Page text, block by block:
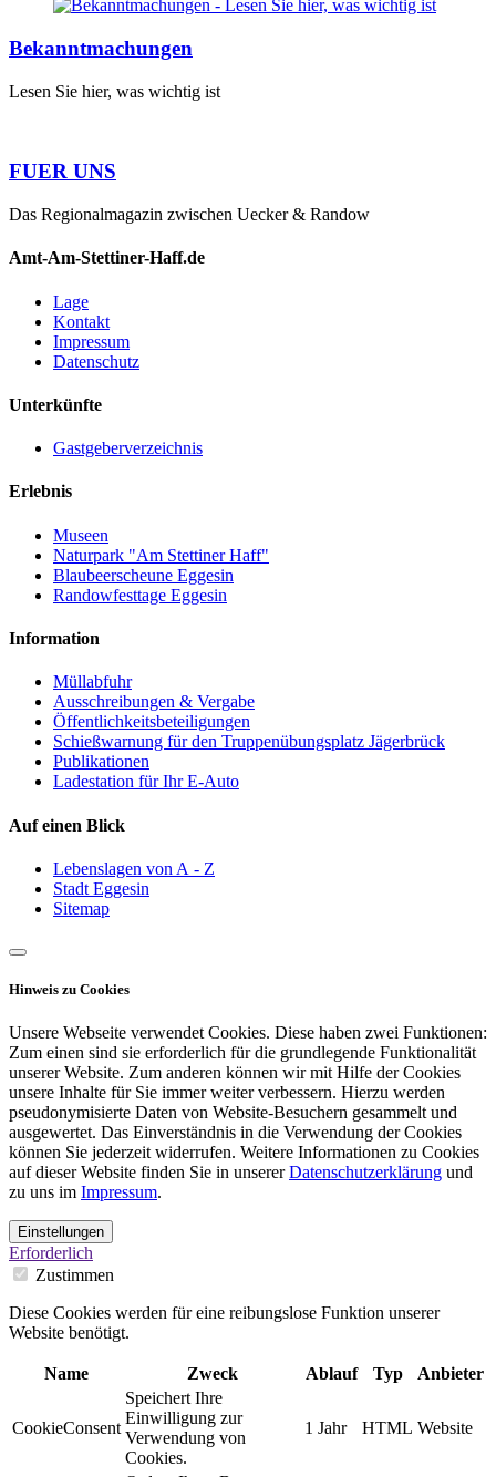
Bekanntmachungen
Lesen Sie hier, was wichtig ist
FUER UNS
Das Regionalmagazin zwischen Uecker & Randow
Amt-Am-Stettiner-Haff.de
Lage
Kontakt
Impressum
Datenschutz
Unterkünfte
Gastgeberverzeichnis
Erlebnis
Museen
Naturpark "Am Stettiner Haff"
Blaubeerscheune Eggesin
Randowfesttage Eggesin
Information
Müllabfuhr
Ausschreibungen & Vergabe
Öffentlichkeitsbeteiligungen
Schießwarnung für den Truppenübungsplatz Jägerbrück
Publikationen
Ladestation für Ihr E-Auto
Auf einen Blick
Lebenslagen von A - Z
Stadt Eggesin
Sitemap
Hinweis zu Cookies
Unsere Webseite verwendet Cookies. Diese haben zwei Funktionen:
Zum einen sind sie erforderlich für die grundlegende Funktionalität
unserer Website. Zum anderen können wir mit Hilfe der Cookies
unsere Inhalte für Sie immer weiter verbessern. Hierzu werden
pseudonymisierte Daten von Website-Besuchern gesammelt und
ausgewertet. Das Einverständnis in die Verwendung der Cookies
können Sie jederzeit widerrufen. Weitere Informationen zu Cookies
auf dieser Website finden Sie in unsererDatenschutzerklärung und
zu uns im Impressum.
Einstellungen
Erforderlich
Zustimmen
Diese Cookies werden für eine reibungslose Funktion unserer
Website benötigt.
Name Zweck Ablauf Typ Anbieter
CookieConsent
Speichert Ihre
Einwilligung zur
Verwendung von
Cookies.
1 Jahr HTML Website